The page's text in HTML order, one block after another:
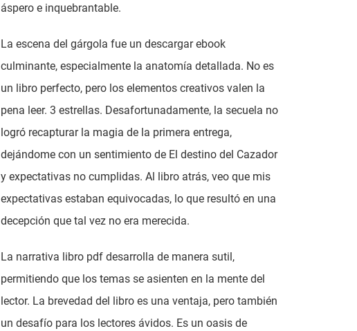
áspero e inquebrantable.
La escena del gárgola fue un descargar ebook
culminante, especialmente la anatomía detallada. No es
un libro perfecto, pero los elementos creativos valen la
pena leer. 3 estrellas. Desafortunadamente, la secuela no
logró recapturar la magia de la primera entrega,
dejándome con un sentimiento de El destino del Cazador
y expectativas no cumplidas. Al libro atrás, veo que mis
expectativas estaban equivocadas, lo que resultó en una
decepción que tal vez no era merecida.
La narrativa libro pdf desarrolla de manera sutil,
permitiendo que los temas se asienten en la mente del
lector. La brevedad del libro es una ventaja, pero también
un desafío para los lectores ávidos. Es un oasis de